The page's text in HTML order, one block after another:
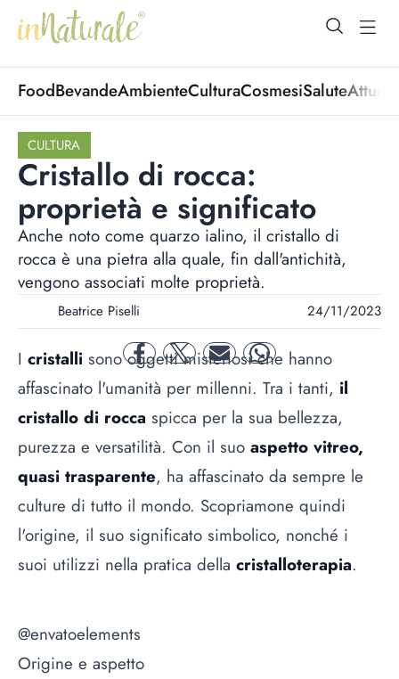
open
FoodBevandeAmbienteCulturaCosmesiSalute
CULTURA
Cristallo di rocca:
proprietà e significato
Anche noto come quarzo ialino, il cristallo di
rocca è una pietra alla quale, fin dall'antichità,
vengono associati molte proprietà.
Beatrice Piselli 24/11/2023
facebooktwitter mail whatsapp
I cristalli sono oggetti misteriosi che hanno
affascinato l'umanità per millenni. Tra i tanti, il
cristallo di rocca spicca per la sua bellezza,
purezza e versatilità. Con il suo aspetto vitreo,
quasi trasparente, ha affascinato da sempre le
culture di tutto il mondo. Scopriamone quindi
l'origine, il suo significato simbolico, nonché i
suoi utilizzi nella pratica della cristalloterapia.
@envatoelements
Origine e aspetto